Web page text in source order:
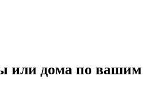
или дома по вашим